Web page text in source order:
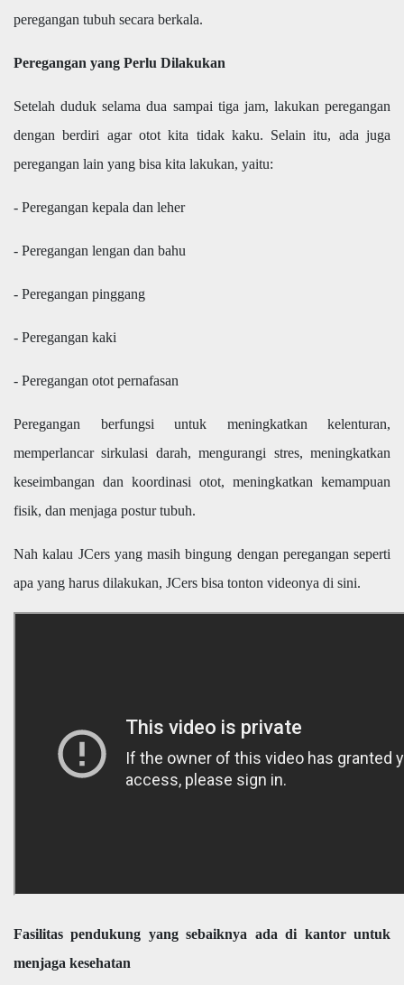
peregangan tubuh secara berkala.
Peregangan yang Perlu Dilakukan
Setelah duduk selama dua sampai tiga jam, lakukan peregangan
dengan berdiri agar otot kita tidak kaku. Selain itu, ada juga
peregangan lain yang bisa kita lakukan, yaitu:
- Peregangan kepala dan leher
- Peregangan lengan dan bahu
- Peregangan pinggang
- Peregangan kaki
- Peregangan otot pernafasan
Peregangan berfungsi untuk meningkatkan kelenturan,
memperlancar sirkulasi darah, mengurangi stres, meningkatkan
keseimbangan dan koordinasi otot, meningkatkan kemampuan
fisik, dan menjaga postur tubuh.
Nah kalau JCers yang masih bingung dengan peregangan seperti
apa yang harus dilakukan, JCers bisa tonton videonya di sini.
Fasilitas pendukung yang sebaiknya ada di kantor untuk
menjaga kesehatan